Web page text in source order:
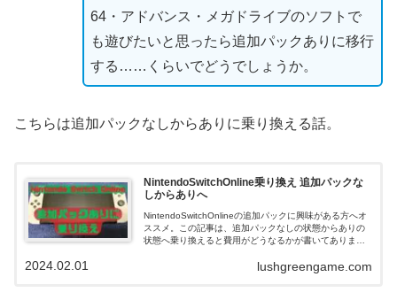
64・アドバンス・メガドライブのソフトで
も遊びたいと思ったら追加パックありに移行
する……くらいでどうでしょうか。
こちらは追加パックなしからありに乗り換える話。
NintendoSwitchOnline乗り換え 追加パックな
しからありへ
NintendoSwitchOnlineの追加パックに興味がある方へオ
ススメ。この記事は、追加パックなしの状態からありの
状態へ乗り換えると費用がどうなるかが書いてありま
lushgreengame.com
2024.02.01